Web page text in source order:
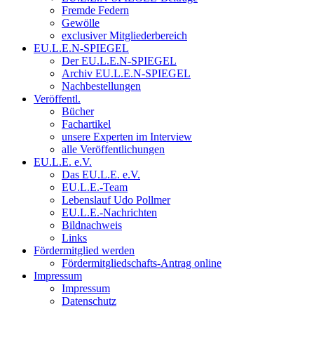
Fremde Federn
Gewölle
exclusiver Mitgliederbereich
EU.L.E.N-SPIEGEL
Der EU.L.E.N-SPIEGEL
Archiv EU.L.E.N-SPIEGEL
Nachbestellungen
Veröffentl.
Bücher
Fachartikel
unsere Experten im Interview
alle Veröffentlichungen
EU.L.E. e.V.
Das EU.L.E. e.V.
EU.L.E.-Team
Lebenslauf Udo Pollmer
EU.L.E.-Nachrichten
Bildnachweis
Links
Fördermitglied werden
Fördermitgliedschafts-Antrag online
Impressum
Impressum
Datenschutz